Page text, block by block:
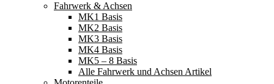
Fahrwerk & Achsen
MK1 Basis
MK2 Basis
MK3 Basis
MK4 Basis
MK5 – 8 Basis
Alle Fahrwerk und Achsen Artikel